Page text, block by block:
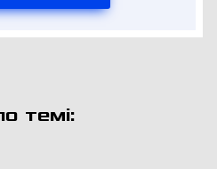
темі: